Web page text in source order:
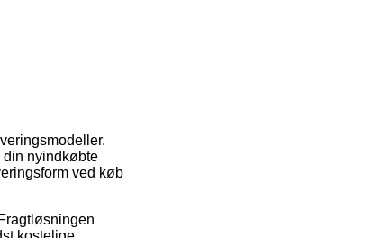
din nyindkøbte
ved køb